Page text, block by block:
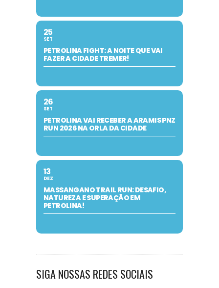
25
SET
PETROLINA FIGHT: A NOITE QUE VAI
FAZER A CIDADE TREMER!
26
SET
PETROLINA VAI RECEBER A ARAMIS PNZ
RUN 2026 NA ORLA DA CIDADE
13
DEZ
MASSANGANO TRAIL RUN: DESAFIO,
NATUREZA E SUPERAÇÃO EM
PETROLINA!
SIGA NOSSAS REDES SOCIAIS